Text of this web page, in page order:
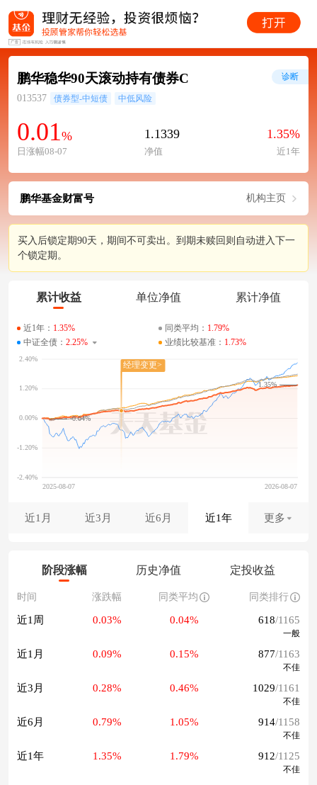
鹏华稳华90天滚动持有债券C
013537 债券型-中短债 中低风险
0.01 %
日涨幅08-07
1.1339
净值
1.35%
近1年
诊断
鹏华基金财富号 机构主页
买入后锁定期90天，期间不可卖出。到期未赎回则自动进入下一
个锁定期。
累计收益 单位净值 累计净值
近1年： 1.35% 同类平均： 1.79%
中证全债： 2.25% 业绩比较基准： 1.73%
-0.04%
1.35%
近1月 近3月 近6月 近1年 更多
阶段涨幅 历史净值 定投收益
时间 涨跌幅 同类平均 同类排行
近1周 0.03% 0.04% 618/1165
一般
近1月 0.09% 0.15% 877/1163
不佳
近3月 0.28% 0.46% 1029/1161
不佳
近6月 0.79% 1.05% 914/1158
不佳
近1年 1.35% 1.79% 912/1125
不佳